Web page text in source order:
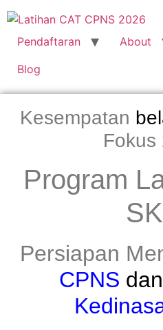
Pendaftaran About
Blog
Kesempatan
Fokus
Program
Persiapan
CPNS dan